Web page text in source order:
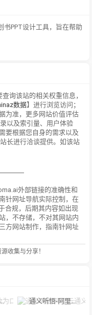
书PPT设计工具，旨在帮助
询该站的相关权重信息，
数据】进行浏览访问；
为准，更多网站价值评估
以及索引量、用户体验
要根据您自身的需求以及
长进行洽谈提供。如该站
外部链接的准确性和
针网址导航实际控制，在
合规，后期其内容如出现
，不存储，不对其网站内
方网站制作，指南针网址
收集与分享！
通义听悟-阿里云通义听悟是聚焦音视频内容的工作学习AI助手